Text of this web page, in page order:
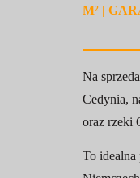
M² |
Na
Cedynia,
oraz rzeki
To idealna